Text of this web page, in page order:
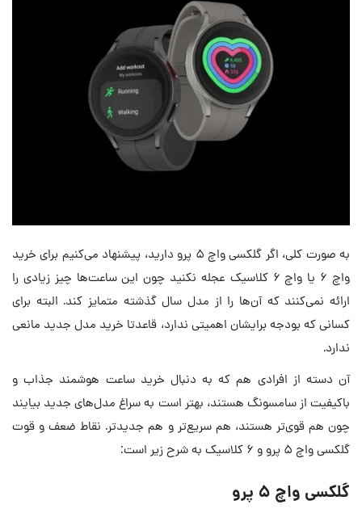
به صورت کلی، اگر گلکسی واچ ۵ پرو دارید، پیشنهاد می‌کنیم برای خرید
واچ ۶ یا واچ ۶ کلاسیک عجله نکنید چون این ساعت‌ها چیز زیادی را
ارائه نمی‌کنند که آن‌ها را از مدل سال گذشته متمایز کند. البته برای
کسانی که بودجه برایشان اهمیتی ندارد، قاعدتا خرید مدل جدید مانعی
ندارد.
آن دسته از افرادی هم که به دنبال خرید ساعت هوشمند جذاب و
باکیفیت از سامسونگ هستند، بهتر است به سراغ مدل‌های جدید بیایند
چون هم قوی‌تر هستند، هم سریع‌تر و هم جدیدتر. نقاط ضعف و قوت
گلکسی واچ ۵ پرو و ۶ کلاسیک به شرح زیر است:
گلکسی واچ ۵ پرو